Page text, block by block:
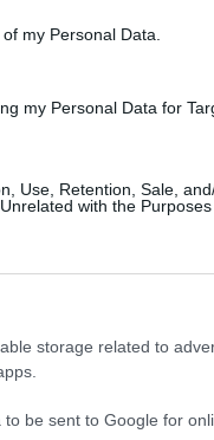
my Personal Data.
my Personal Data for
Use, Retention, Sale,
with the
storage related to
be sent to Google for
και